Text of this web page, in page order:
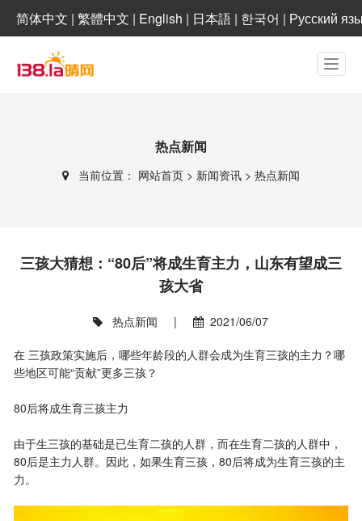
简体中文 | 繁體中文 | English | 日本語 | 한국어 | Русский
热点新闻
当前位置： 网站首页 > 新闻资讯 > 热点新闻
三孩大猜想：“80后”将成生育主力，山东有望成三
孩大省
热点新闻 | 2021/06/07
在 三孩政策实施后，哪些年龄段的人群会成为生育三孩的主力？哪
些地区可能“贡献”更多三孩？
80后将成生育三孩主力
由于生三孩的基础是已生育二孩的人群，而在生育二孩的人群中，
80后是主力人群。因此，如果生育三孩，80后将成为生育三孩的主
力。